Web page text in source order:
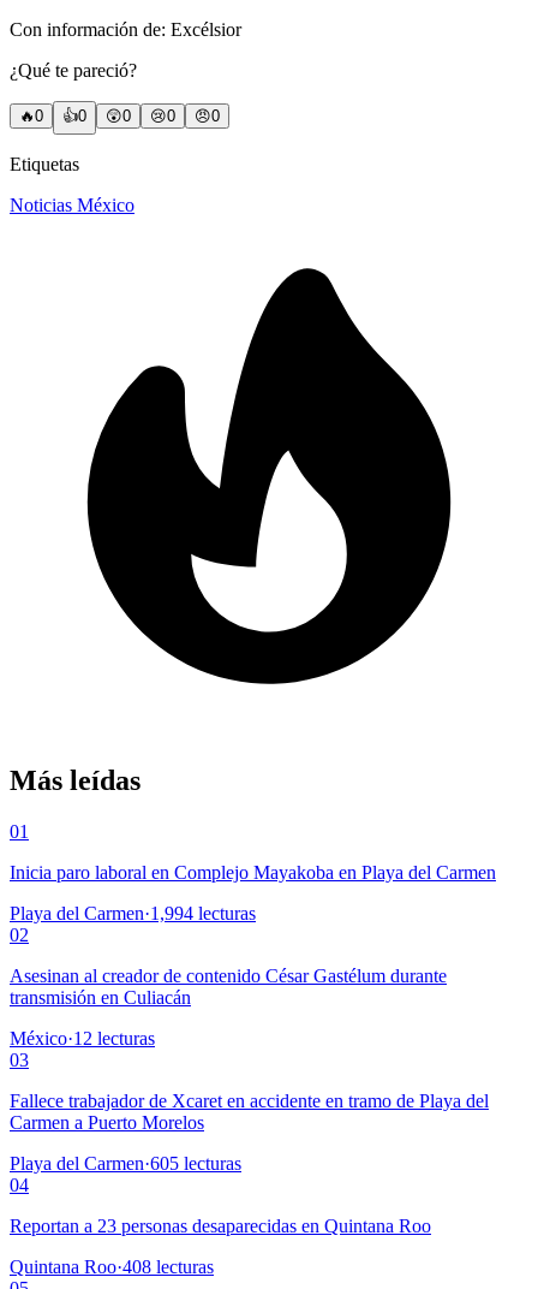
Con información de: Excélsior
¿Qué te pareció?
🔥0 👍0 😲0 😢0 😠0
Etiquetas
Noticias México
Más leídas
01
Inicia paro laboral en Complejo Mayakoba en Playa del Carmen
Playa del Carmen·1,994 lecturas
02
Asesinan al creador de contenido César Gastélum durante
transmisión en Culiacán
México·12 lecturas
03
Fallece trabajador de Xcaret en accidente en tramo de Playa del
Carmen a Puerto Morelos
Playa del Carmen·605 lecturas
04
Reportan a 23 personas desaparecidas en Quintana Roo
Quintana Roo·408 lecturas